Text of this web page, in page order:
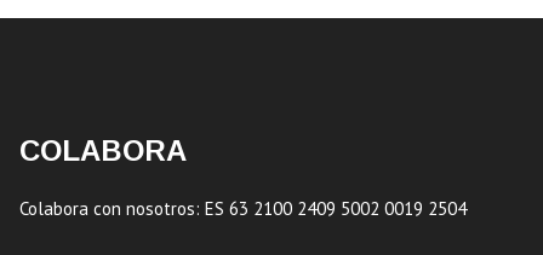
COLABORA
Colabora con nosotros: ES 63 2100 2409 5002 0019 2504